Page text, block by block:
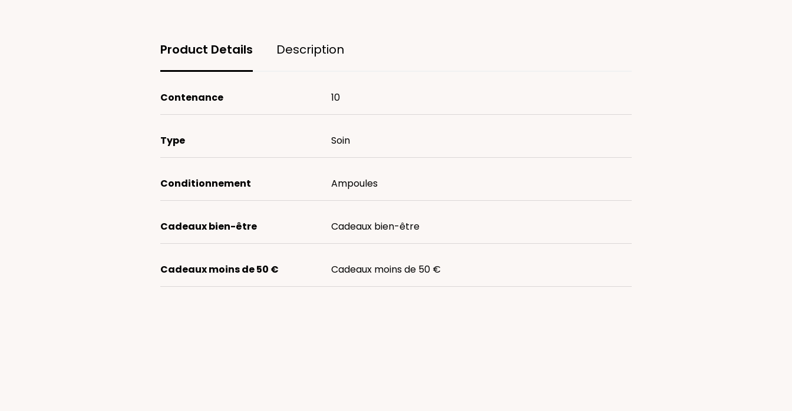
Product Details Description
Contenance 10
Type Soin
Conditionnement Ampoules
Cadeaux bien-être Cadeaux bien-être
Cadeaux moins de 50 € Cadeaux moins de 50 €